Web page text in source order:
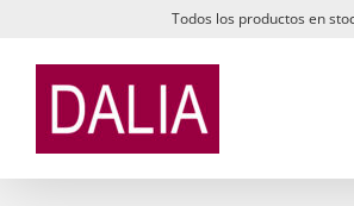
contenido
Todos los productos en